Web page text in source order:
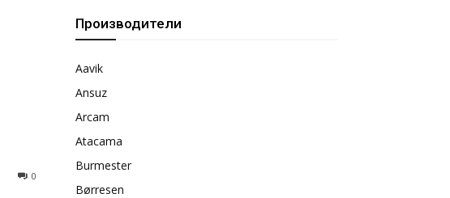
0
Производители
Aavik
Ansuz
Arcam
Atacama
Burmester
Børresen